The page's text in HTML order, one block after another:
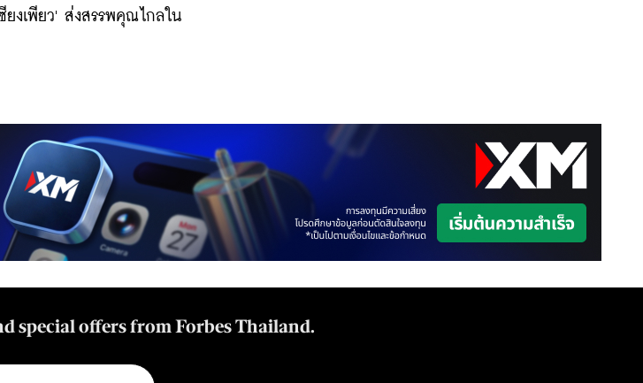
ยงเพียว' ส่งสรรพคุณไกลใน
special offers from Forbes Thailand.